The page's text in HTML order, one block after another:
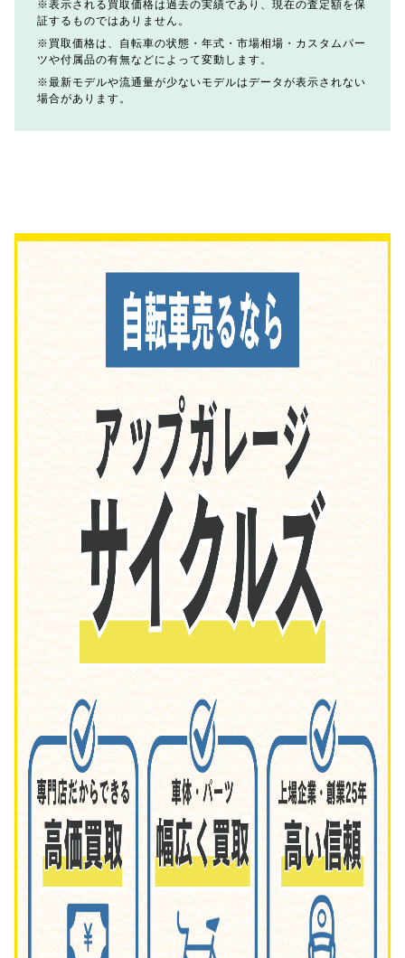
表示される買取価格は過去の実績であり、現在の査定額を保
証するものではありません。
買取価格は、自転車の状態・年式・市場相場・カスタムパー
ツや付属品の有無などによって変動します。
最新モデルや流通量が少ないモデルはデータが表示されない
場合があります。